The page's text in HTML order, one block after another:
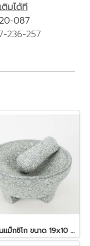
มได้ที
087
236-257
ครกหินแม็กซิโก ขนาด 19x10 ซม.